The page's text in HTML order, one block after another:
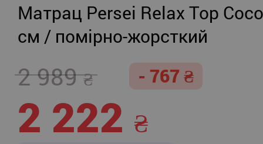
Матрац Persei Relax Top
см / помірно-жорсткий
2 989 - 767
2 222